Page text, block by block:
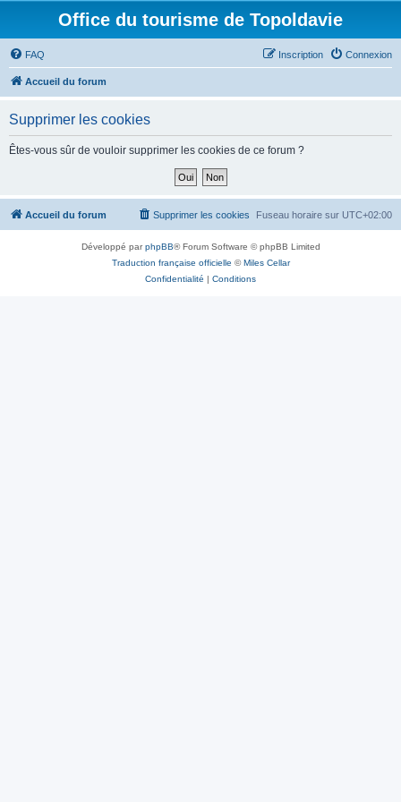
Office du tourisme de Topoldavie
FAQ Connexion
Inscription
Accueil du forum
Supprimer les cookies
Êtes-vous sûr de vouloir supprimer les cookies de ce forum ?
Accueil du forum Fuseau horaire sur UTC+02:00
Supprimer les cookies
Développé parphpBB® Forum Software © phpBB Limited
Traduction française officielle ©Miles Cellar
Confidentialité | Conditions